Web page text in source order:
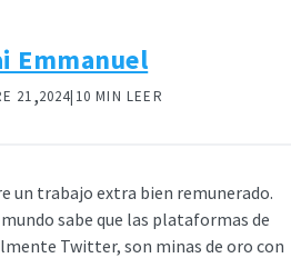
Emmanuel
21,2024| 10 MIN LEER
un trabajo extra bien remunerado.
sabe que las plataformas de
Twitter, son minas de oro con